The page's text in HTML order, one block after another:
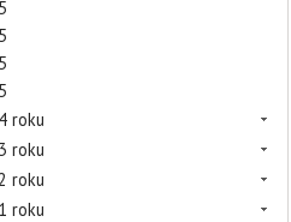
roku
roku
roku
roku